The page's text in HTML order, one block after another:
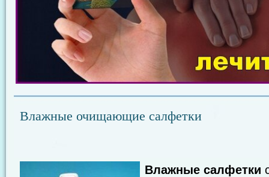
Влажные очищающие салфетки
Влажные салфетки